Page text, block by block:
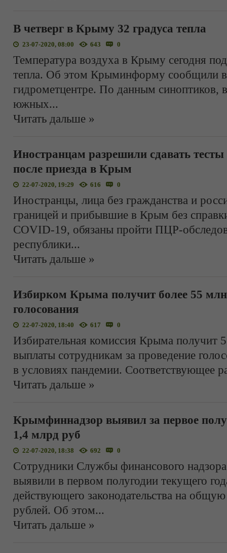
В четверг в Крыму 32 градуса тепла
23-07-2020, 08:00 643 0
Температура воздуха в Крыму сегодня
тепла. Об этом Крыминформу сообщили
гидрометцентре. По данным синоптиков,
южных...
Читать дальше »
Иностранцам разрешили сдавать
после приезда в Крым
22-07-2020, 19:29 616 0
Иностранцы, лица без гражданства и
границей и прибывшие в Крым без
COVID-19, обязаны пройти ПЦР-
республики...
Читать дальше »
Избирком Крыма получит более 55 млн
голосования
22-07-2020, 18:40 617 0
Избирательная комиссия Крыма получит
выплаты сотрудникам за проведение
в условиях пандемии. Соответствующее
Читать дальше »
Крымфиннадзор выявил за первое
1,4 млрд руб
22-07-2020, 18:38 692 0
Сотрудники Службы финансового
выявили в первом полугодии текущего
действующего законодательства на
рублей. Об этом...
Читать дальше »